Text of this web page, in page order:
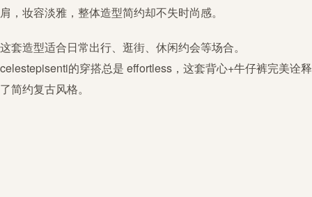
肩，妆容淡雅，整体造型简约却不失时尚感。
这套造型适合日常出行、逛街、休闲约会等场合。
celestepisenti的穿搭总是 effortless，这套背心+牛仔裤完美诠释
了简约复古风格。